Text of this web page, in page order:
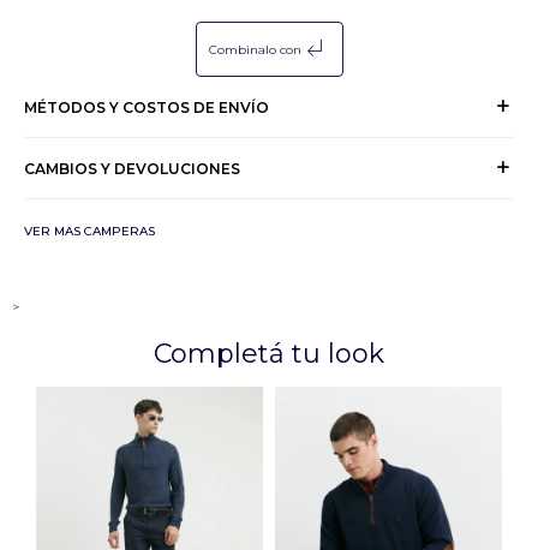
Combinalo con subdirectory_arrow_left
MÉTODOS Y COSTOS DE ENVÍO
CAMBIOS Y DEVOLUCIONES
VER MAS CAMPERAS
>
Completá tu look